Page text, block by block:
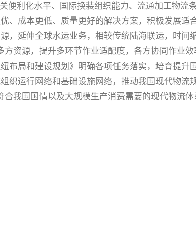
便利化水平、国际换装组织能力、流通加工物流
、成本更低、质量更好的解决方案，积极发展
，延伸全球水运业务，相较传统陆海联运，时间
资源，提升多环节作业适配度，各方协同作业
布局和建设规划》明确各项任务落实，培育提
织运行网络和基础设施网络，推动我国现代物流
我国国情以及大规模生产消费需要的现代物流体